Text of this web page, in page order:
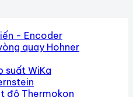
- Encoder
quay Hohner
suất WiKa
độ Thermokon